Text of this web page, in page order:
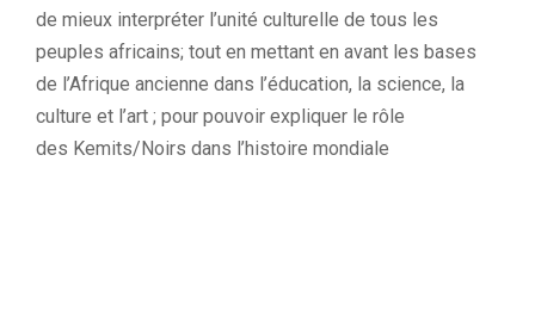
de mieux interpréter l’unité culturelle de tous les
peuples africains; tout en mettant en avant les bases
de l’Afrique ancienne dans l’éducation, la science, la
culture et l’art ; pour pouvoir expliquer le rôle
des Kemits/Noirs dans l’histoire mondiale